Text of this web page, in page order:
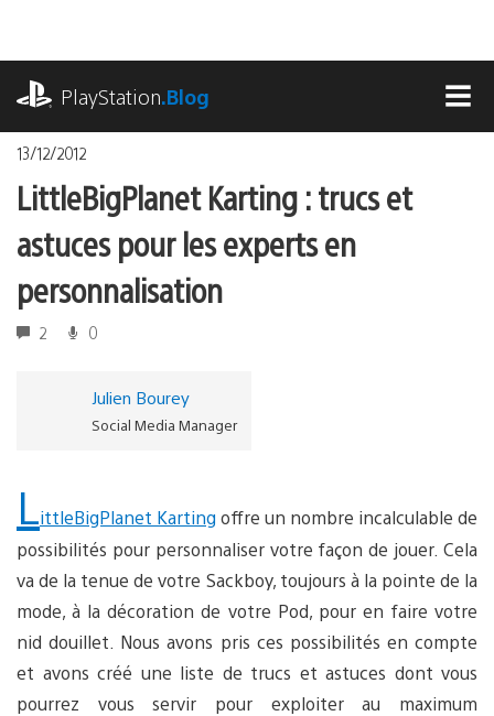
contenu
PlayStation.Blog
13/12/2012
LittleBigPlanet Karting : trucs et
astuces pour les experts en
personnalisation
2 0
Julien Bourey
Social Media Manager
LittleBigPlanet Karting offre un nombre incalculable de
possibilités pour personnaliser votre façon de jouer. Cela
va de la tenue de votre Sackboy, toujours à la pointe de la
mode, à la décoration de votre Pod, pour en faire votre
nid douillet. Nous avons pris ces possibilités en compte
et avons créé une liste de trucs et astuces dont vous
pourrez vous servir pour exploiter au maximum